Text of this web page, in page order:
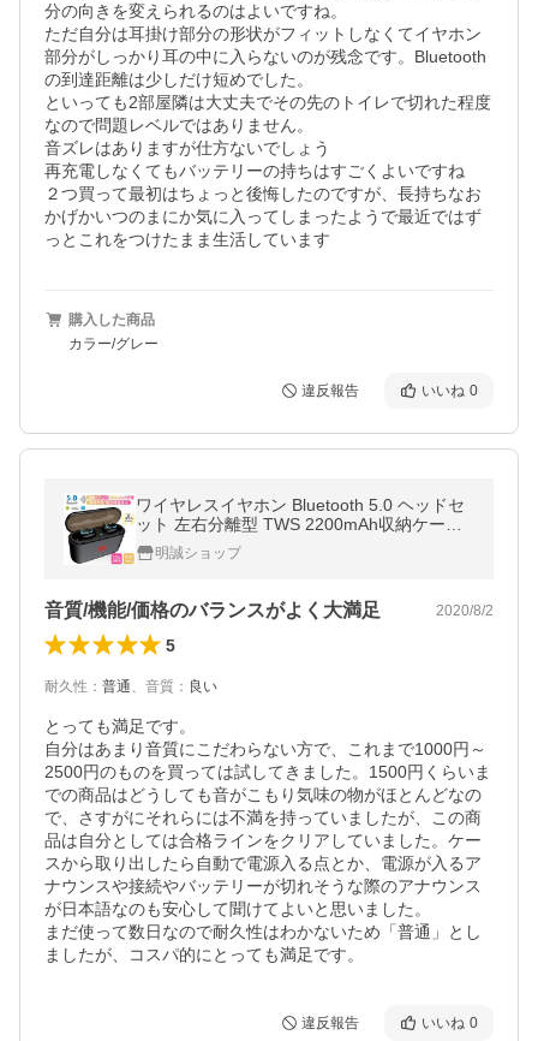
分の向きを変えられるのはよいですね。
ただ自分は耳掛け部分の形状がフィットしなくてイヤホン
部分がしっかり耳の中に入らないのが残念です。Bluetooth
の到達距離は少しだけ短めでした。
といっても2部屋隣は大丈夫でその先のトイレで切れた程度
なので問題レベルではありません。
音ズレはありますが仕方ないでしょう
再充電しなくてもバッテリーの持ちはすごくよいですね
２つ買って最初はちょっと後悔したのですが、長持ちなお
かげかいつのまにか気に入ってしまったようで最近ではず
っとこれをつけたまま生活しています
購入した商品
カラー/グレー
違反報告 いいね 0
ワイヤレスイヤホン Bluetooth 5.0 ヘッドセ
ット 左右分離型 TWS 2200mAh収納ケース
ノイズキャンセリング 両耳 防水 マイク 運動
【PL保険加入済み製品・安心】
明誠ショップ
音質/機能/価格のバランスがよく大満足 2020/8/2
5
耐久性 ： 普通、 音質 ： 良い
とっても満足です。
自分はあまり音質にこだわらない方で、これまで1000円～
2500円のものを買っては試してきました。1500円くらいま
での商品はどうしても音がこもり気味の物がほとんどなの
で、さすがにそれらには不満を持っていましたが、この商
品は自分としては合格ラインをクリアしていました。ケー
スから取り出したら自動で電源入る点とか、電源が入るア
ナウンスや接続やバッテリーが切れそうな際のアナウンス
が日本語なのも安心して聞けてよいと思いました。
まだ使って数日なので耐久性はわかないため「普通」とし
ましたが、コスパ的にとっても満足です。
違反報告 いいね 0